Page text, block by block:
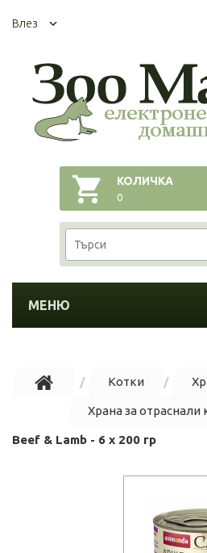
Влез
КОЛИЧКА
0
МЕНЮ
Котки
Храна за отраснали
Beef & Lamb - 6 х 200 гр